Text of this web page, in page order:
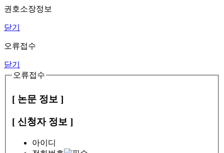
권호소장정보
닫기
오류접수
닫기
오류접수
[ 논문 정보 ]
[ 신청자 정보 ]
아이디